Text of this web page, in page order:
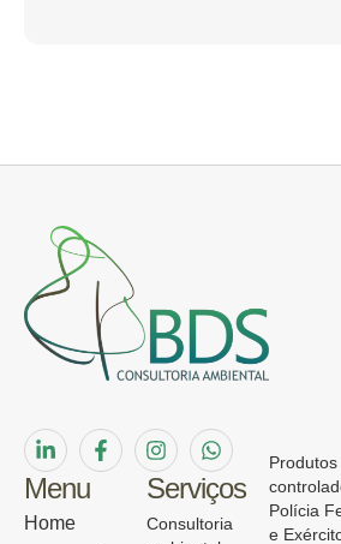
Menu
Home
Serviços
Consultoria
Produtos
Polícia
e